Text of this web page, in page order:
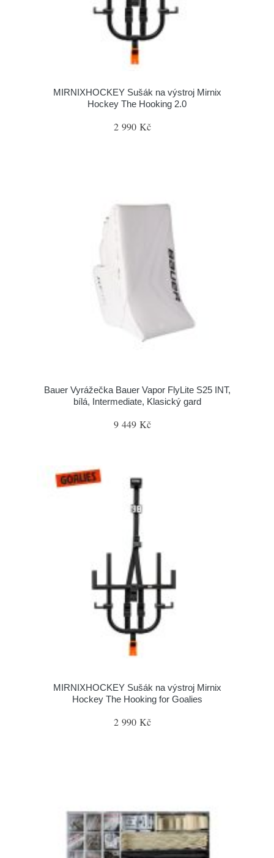
MIRNIXHOCKEY Sušák na výstroj Mirnix
Hockey The Hooking 2.0
2 990 Kč
Bauer Vyrážečka Bauer Vapor FlyLite S25 INT,
bílá, Intermediate, Klasický gard
9 449 Kč
MIRNIXHOCKEY Sušák na výstroj Mirnix
Hockey The Hooking for Goalies
2 990 Kč